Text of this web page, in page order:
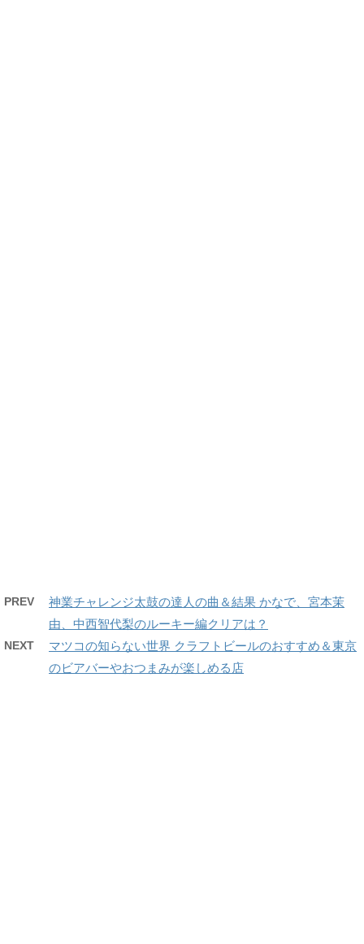
PREV
神業チャレンジ太鼓の達人の曲＆結果 かなで、宮本茉
由、中西智代梨のルーキー編クリアは？
NEXT
マツコの知らない世界 クラフトビールのおすすめ＆東京
のビアバーやおつまみが楽しめる店